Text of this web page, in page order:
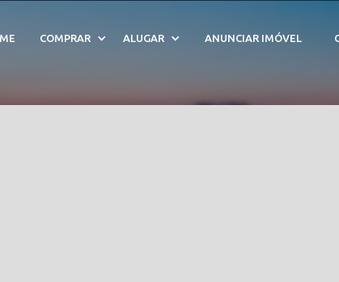
COMPRAR ALUGAR ANUNCIAR IMÓVEL
Village - Cód.